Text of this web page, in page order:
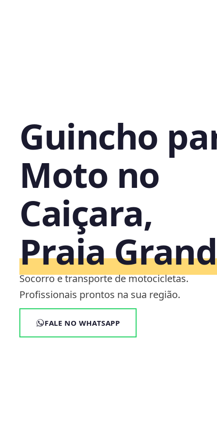
Guincho
Moto no
Caiçara,
Praia
Socorro e transporte de motocicletas.
Profissionais prontos na sua região.
FALE NO WHATSAPP